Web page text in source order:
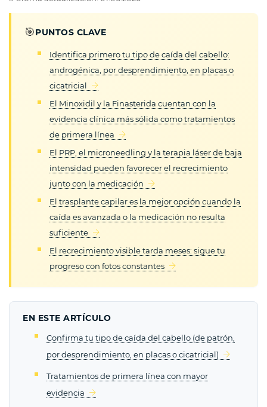
🎯PUNTOS CLAVE
Identifica primero tu tipo de caída del cabello:
androgénica, por desprendimiento, en placas o
cicatricial
El Minoxidil y la Finasterida cuentan con la
evidencia clínica más sólida como tratamientos
de primera línea
El PRP, el microneedling y la terapia láser de baja
intensidad pueden favorecer el recrecimiento
junto con la medicación
El trasplante capilar es la mejor opción cuando la
caída es avanzada o la medicación no resulta
suficiente
El recrecimiento visible tarda meses: sigue tu
progreso con fotos constantes
EN ESTE ARTÍCULO
Confirma tu tipo de caída del cabello (de patrón,
por desprendimiento, en placas o cicatricial)
Tratamientos de primera línea con mayor
evidencia